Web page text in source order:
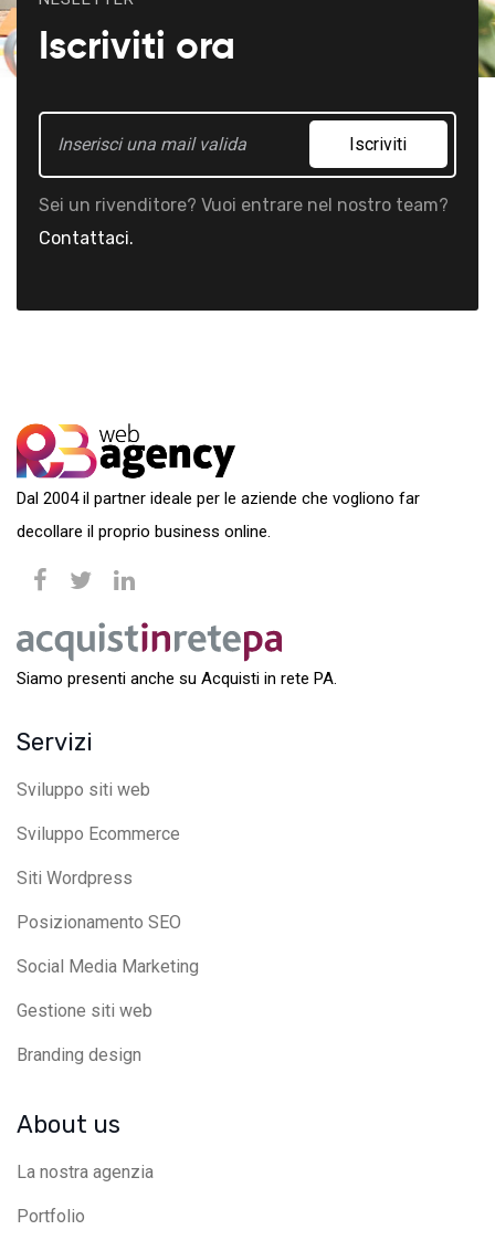
Iscriviti ora
Iscriviti
Sei un rivenditore? Vuoi entrare nel nostro team?
Contattaci.
Dal 2004 il partner ideale per le aziende che vogliono far
decollare il proprio business online.
Siamo presenti anche su Acquisti in rete PA.
Servizi
Sviluppo siti web
Sviluppo Ecommerce
Siti Wordpress
Posizionamento SEO
Social Media Marketing
Gestione siti web
Branding design
About us
La nostra agenzia
Portfolio